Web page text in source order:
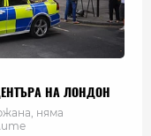
НА ЛОНДОН
няма